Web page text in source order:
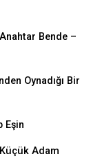
Bende –
Oynadığı Bir
Eşin
Adam